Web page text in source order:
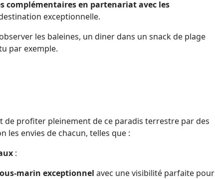
complémentaires en partenariat avec les
exceptionnelle.
les baleines, un diner dans un snack de plage
par exemple.
de profiter pleinement de ce paradis terrestre par des
les envies de chacun, telles que :
:
marin exceptionnel avec une visibilité parfaite pour